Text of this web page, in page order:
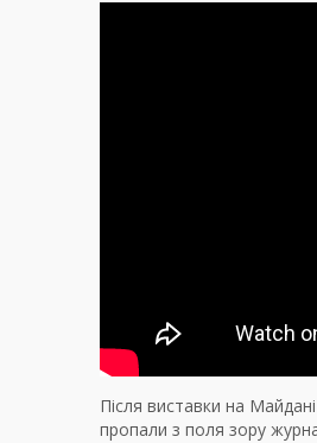
Після виставки на Майдані
пропали з поля зору